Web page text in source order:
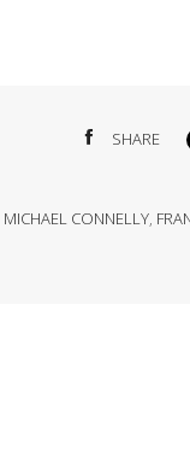
SHARE
MICHAEL CONNELLY,